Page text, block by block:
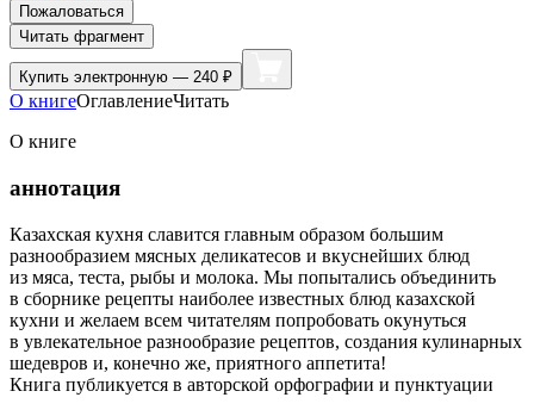
Пожаловаться
Читать фрагмент
Купить электронную — 240 ₽
О книгеОглавлениеЧитать
О книге
аннотация
Казахская кухня славится главным образом большим
разнообразием мясных деликатесов и вкуснейших блюд
из мяса, теста, рыбы и молока. Мы попытались объединить
в сборнике рецепты наиболее известных блюд казахской
кухни и желаем всем читателям попробовать окунуться
в увлекательное разнообразие рецептов, создания кулинарных
шедевров и, конечно же, приятного аппетита!
Книга публикуется в авторской орфографии и пунктуации